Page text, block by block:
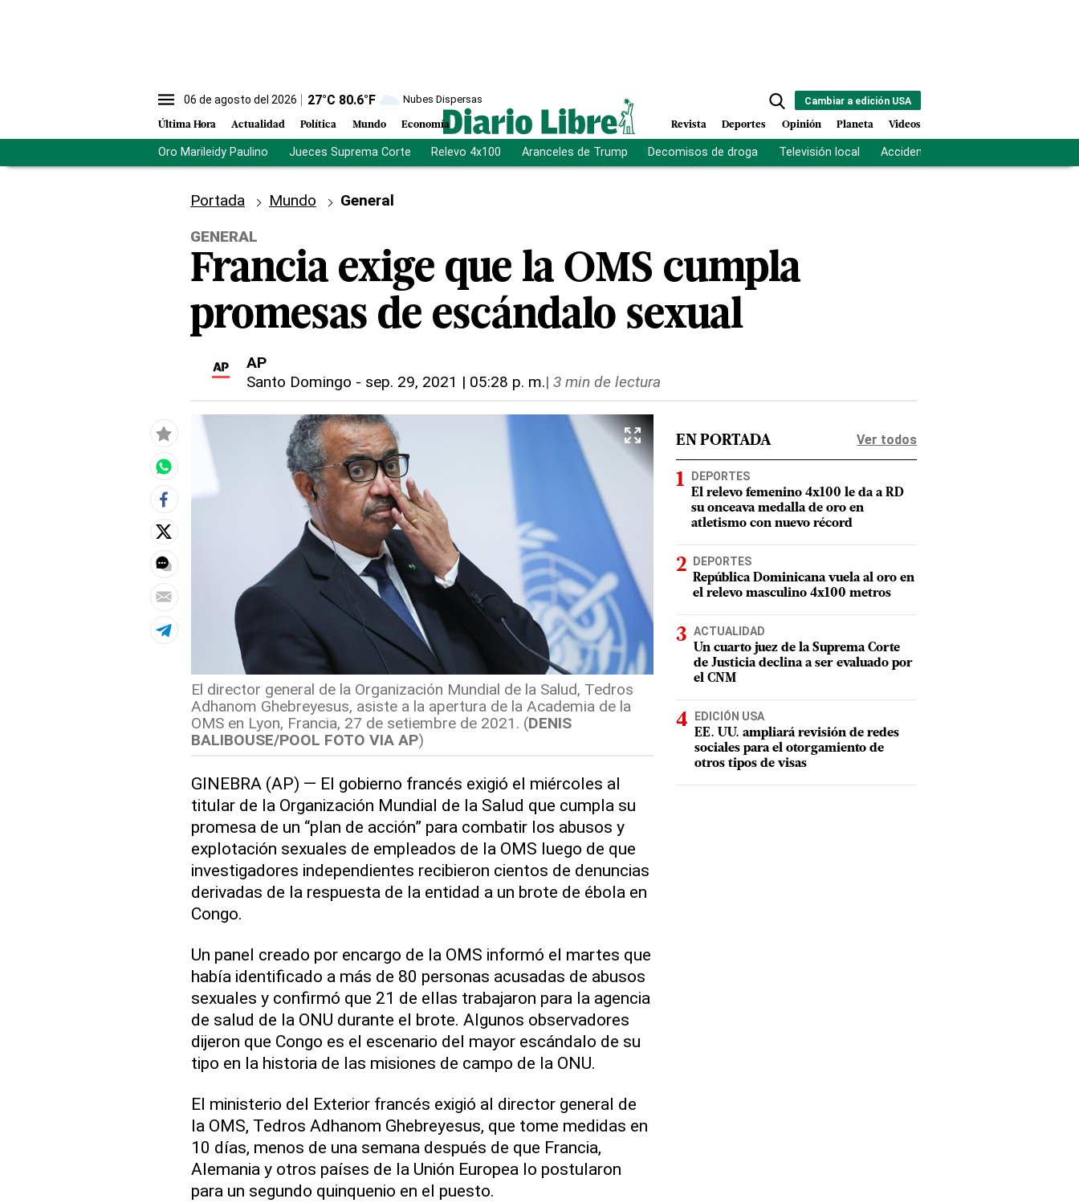
06 de agosto del 2026 27°C 80.6°F Nubes Dispersas
Última Hora Actualidad Política Mundo Economía
Cambiar a edición USA
Revista Deportes Opinión Planeta Videos
Oro Marileidy Paulino Jueces Suprema Corte Relevo 4x100 Aranceles de Trump Decomisos de droga Televisión local Accidente Los Ríos
Portada Mundo
General
GENERAL
Francia exige que la OMS cumpla
promesas de escándalo sexual
AP
Santo Domingo - sep. 29, 2021 | 05:28 p. m.| 3 min de lectura
El director general de la Organización Mundial de la Salud, Tedros
Adhanom Ghebreyesus, asiste a la apertura de la Academia de la
OMS en Lyon, Francia, 27 de setiembre de 2021. (DENIS
BALIBOUSE/POOL FOTO VIA AP)
GINEBRA (AP) — El gobierno francés exigió el miércoles al
titular de la Organización Mundial de la Salud que cumpla su
promesa de un “plan de acción” para combatir los abusos y
explotación sexuales de empleados de la OMS luego de que
investigadores independientes recibieron cientos de denuncias
derivadas de la respuesta de la entidad a un brote de ébola en
Congo.
Un panel creado por encargo de la OMS informó el martes que
había identificado a más de 80 personas acusadas de abusos
sexuales y confirmó que 21 de ellas trabajaron para la agencia
de salud de la ONU durante el brote. Algunos observadores
dijeron que Congo es el escenario del mayor escándalo de su
tipo en la historia de las misiones de campo de la ONU.
El ministerio del Exterior francés exigió al director general de
la OMS, Tedros Adhanom Ghebreyesus, que tome medidas en
10 días, menos de una semana después de que Francia,
Alemania y otros países de la Unión Europea lo postularon
para un segundo quinquenio en el puesto.
EN PORTADA Ver todos
DEPORTES
El relevo femenino 4x100 le da a RD
su onceava medalla de oro en
atletismo con nuevo récord
DEPORTES
República Dominicana vuela al oro en
el relevo masculino 4x100 metros
ACTUALIDAD
Un cuarto juez de la Suprema Corte
de Justicia declina a ser evaluado por
el CNM
EDICIÓN USA
EE. UU. ampliará revisión de redes
sociales para el otorgamiento de
otros tipos de visas